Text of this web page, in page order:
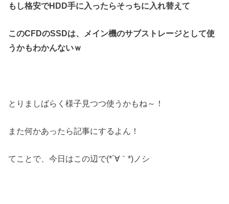
もし格安でHDD手に入ったらそっちに入れ替えて
このCFDのSSDは、メイン機のサブストレージとして使
うかもわかんないｗ
とりましばらく様子見つつ使うかもね～！
また何かあったら記事にするよん！
てことで、今日はこの辺で(*´∀｀*)ノシ